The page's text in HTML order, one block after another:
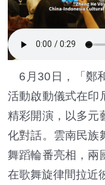
6月30日，「鄭
活動啟動儀式在印
精彩開演，以多元
化對話。雲南民族
舞蹈輪番亮相，兩
在歌舞旋律間拉近